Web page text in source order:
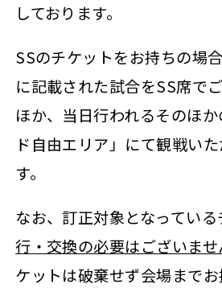
しております。
SSのチケットをお持ちの場
に記載された試合をSS席で
ほか、当日行われるそのほ
ド自由エリア」にて観戦い
す。
なお、訂正対象となってい
行・交換の必要はございませ
ケットは破棄せず会場までお